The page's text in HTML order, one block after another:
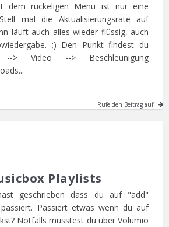
dem ruckeligen Menü ist nur eine
Stell mal die Aktualisierungsrate auf
läuft auch alles wieder flüssig, auch
;) Den Punkt findest du
> Video --> Beschleunigung
Rufe den Beitrag auf
Playlists
geschrieben dass du auf "add"
Passiert etwas wenn du auf
Notfalls müsstest du über Volumio